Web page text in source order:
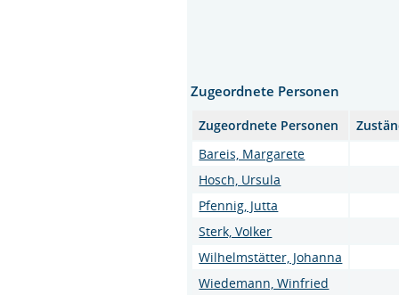
Zugeordnete Personen
Zugeordnete Personen
Bareis, Margarete
Hosch, Ursula
Pfennig, Jutta
Sterk, Volker
Wilhelmstätter, Johanna
Wiedemann, Winfried